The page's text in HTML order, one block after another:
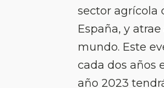
sector agrícola
España, y
mundo. Este
cada dos años
año 2023